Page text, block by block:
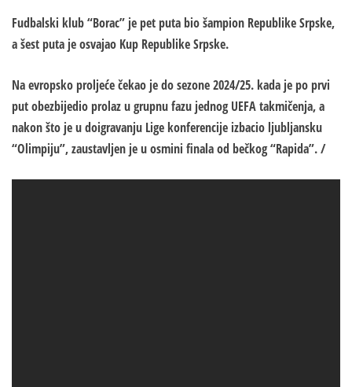
Fudbalski klub “Borac” je pet puta bio šampion Republike Srpske,
a šest puta je osvajao Kup Republike Srpske.
Na evropsko proljeće čekao je do sezone 2024/25. kada je po prvi
put obezbijedio prolaz u grupnu fazu jednog UEFA takmičenja, a
nakon što je u doigravanju Lige konferencije izbacio ljubljansku
“Olimpiju”, zaustavljen je u osmini finala od bečkog “Rapida”. /